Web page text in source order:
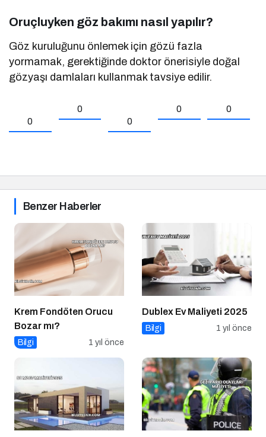
Oruçluyken göz bakımı nasıl yapılır?
Göz kuruluğunu önlemek için gözü fazla
yormamak, gerektiğinde doktor önerisiyle doğal
gözyaşı damlaları kullanmak tavsiye edilir.
0 0 0
Benzer Haberler
Krem Fondöten Orucu
Bozar mı?
Bilgi
Dublex Ev Maliyeti 2025
Bilgi 1 yıl önce
80 m2 Ev Maliyeti 2025
Gezi Parkı Olayları